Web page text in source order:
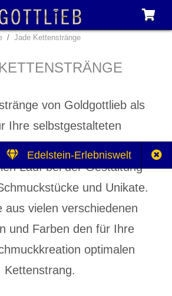
Edelstein-Erlebniswelt
Jade Kettenstränge
von Goldgottlieb als
Ihre selbstgestalteten
Lassen Sie Ihrer
Lauf bei der Gestaltung
und Unikate.
aus vielen verschiedenen
und Farben den für Ihre
optimalen
Kettenstrang.